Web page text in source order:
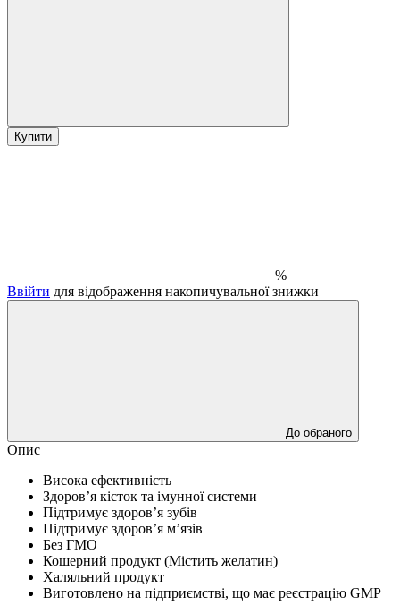
Купити
%
Ввійти для відображення накопичувальної знижки
До обраного
Опис
Висока ефективність
Здоров’я кісток та імунної системи
Підтримує здоров’я зубів
Підтримує здоров’я м’язів
Без ГМО
Кошерний продукт (Містить желатин)
Халяльний продукт
Виготовлено на підприємстві, що має реєстрацію GMP